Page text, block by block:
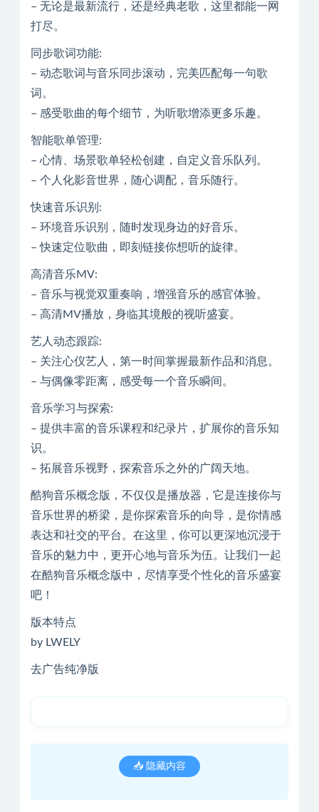
– 无论是最新流行，还是经典老歌，这里都能一网
打尽。
同步歌词功能:
– 动态歌词与音乐同步滚动，完美匹配每一句歌
词。
– 感受歌曲的每个细节，为听歌增添更多乐趣。
智能歌单管理:
– 心情、场景歌单轻松创建，自定义音乐队列。
– 个人化影音世界，随心调配，音乐随行。
快速音乐识别:
– 环境音乐识别，随时发现身边的好音乐。
– 快速定位歌曲，即刻链接你想听的旋律。
高清音乐MV:
– 音乐与视觉双重奏响，增强音乐的感官体验。
– 高清MV播放，身临其境般的视听盛宴。
艺人动态跟踪:
– 关注心仪艺人，第一时间掌握最新作品和消息。
– 与偶像零距离，感受每一个音乐瞬间。
音乐学习与探索:
– 提供丰富的音乐课程和纪录片，扩展你的音乐知
识。
– 拓展音乐视野，探索音乐之外的广阔天地。
酷狗音乐概念版，不仅仅是播放器，它是连接你与
音乐世界的桥梁，是你探索音乐的向导，是你情感
表达和社交的平台。在这里，你可以更深地沉浸于
音乐的魅力中，更开心地与音乐为伍。让我们一起
在酷狗音乐概念版中，尽情享受个性化的音乐盛宴
吧！
版本特点
by LWELY
去广告纯净版
📥 隐藏内容